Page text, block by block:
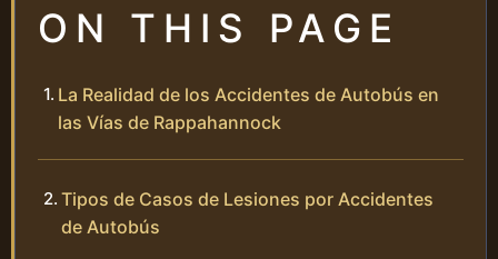
ON THIS PAGE
La Realidad de los Accidentes de Autobús en
las Vías de Rappahannock
Tipos de Casos de Lesiones por Accidentes
de Autobús